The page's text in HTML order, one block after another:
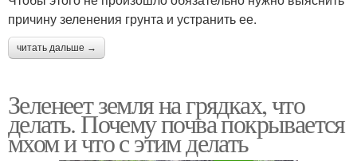
причину зеленения грунта и устранить ее.
читать дальше →
Зеленеет земля на грядках, что
делать. Почему почва покрывается
мхом и что с этим делать